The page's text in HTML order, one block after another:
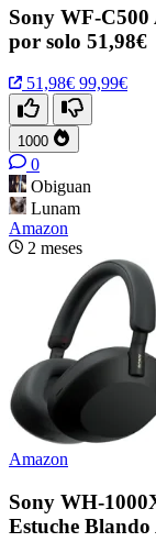
Sony WF-
por solo 51,98€
51,98€ 99,99€
1000
0
Obiguan
Lunam
Amazon
2 meses
Amazon
Sony WH-
Estuche